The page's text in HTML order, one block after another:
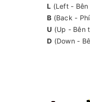
L (Left -
B (Back -
U (Up - Bên
D (Down -